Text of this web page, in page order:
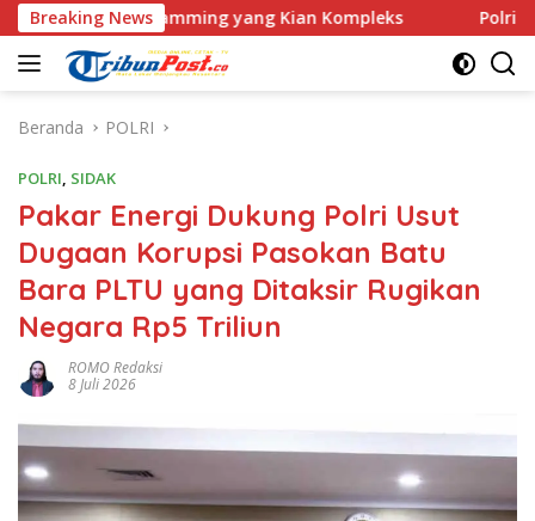
Langsung
ke
konten
Breaking Newsyang Kian Kompleks Polri Kerahkan 372
Beranda POLRI
POLRI, SIDAK
Pakar Energi Dukung Polri Usut
Dugaan Korupsi Pasokan Batu
Bara PLTU yang Ditaksir Rugikan
Negara Rp5 Triliun
ROMO Redaksi
8 Juli 2026